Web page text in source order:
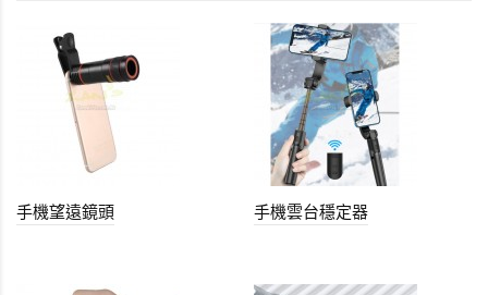
手機望遠鏡頭 手機雲台穩定器